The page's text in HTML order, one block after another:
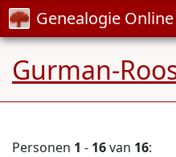
Genealogie Online
Gurman-
Personen 1 - 16van 16: